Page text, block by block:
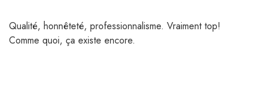
Qualité, honnêteté, professionnalisme. Vraiment top!
Comme quoi, ça existe encore.